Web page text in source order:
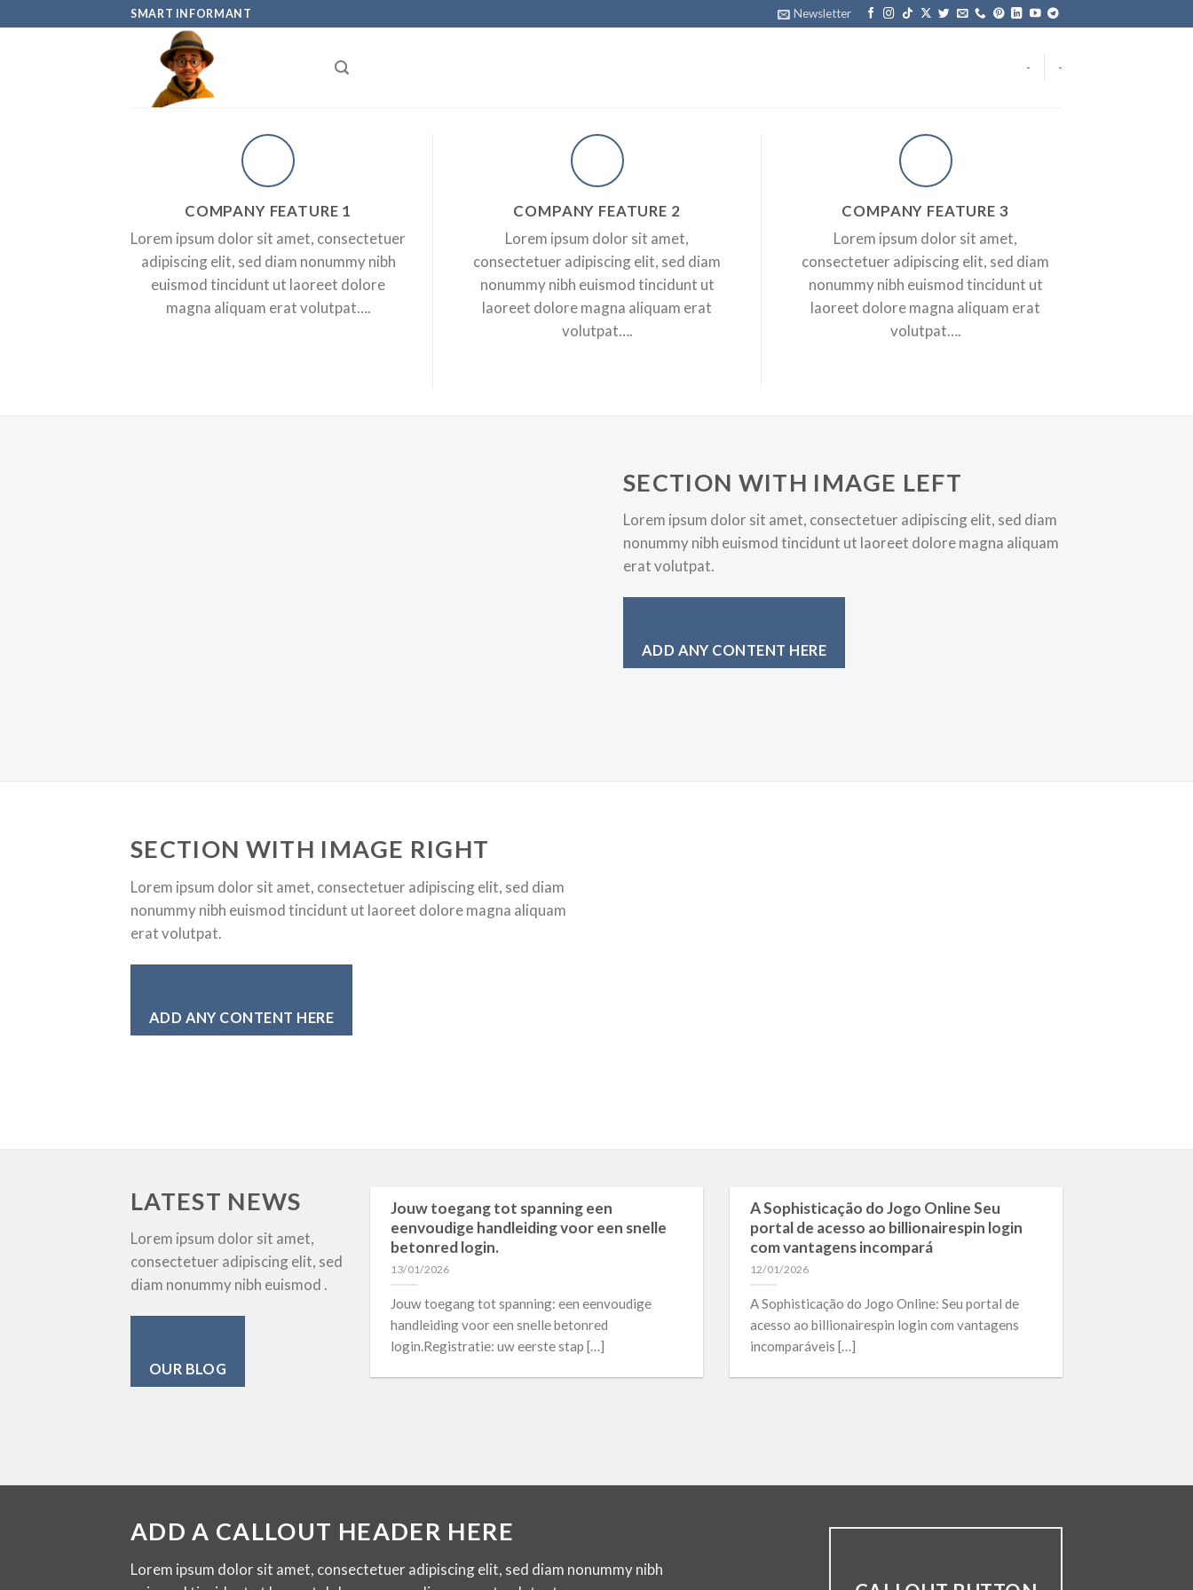
to
SMART INFORMANT Newsletter
- -
A SMALLER HEADER
ADD SOME CORPORATE
HEADER HERE
A BUTTON
COMPANY FEATURE 1
Lorem ipsum dolor sit amet, consectetuer
adipiscing elit, sed diam nonummy nibh
euismod tincidunt ut laoreet dolore
magna aliquam erat volutpat….
COMPANY FEATURE 2
Lorem ipsum dolor sit amet,
consectetuer adipiscing elit, sed diam
nonummy nibh euismod tincidunt ut
laoreet dolore magna aliquam erat
volutpat….
COMPANY FEATURE 3
Lorem ipsum dolor sit amet,
consectetuer adipiscing elit, sed diam
nonummy nibh euismod tincidunt ut
laoreet dolore magna aliquam erat
volutpat….
SECTION WITH IMAGE LEFT
Lorem ipsum dolor sit amet, consectetuer adipiscing elit, sed diam
nonummy nibh euismod tincidunt ut laoreet dolore magna aliquam
erat volutpat.
ADD ANY CONTENT HERE
SECTION WITH IMAGE RIGHT
Lorem ipsum dolor sit amet, consectetuer adipiscing elit, sed diam
nonummy nibh euismod tincidunt ut laoreet dolore magna aliquam
erat volutpat.
ADD ANY CONTENT HERE
LATEST NEWS
Lorem ipsum dolor sit amet,
consectetuer adipiscing elit, sed
diam nonummy nibh euismod .
OUR BLOG
Jouw toegang tot spanning een
eenvoudige handleiding voor een snelle
betonred login.
13/01/2026
Jouw toegang tot spanning: een eenvoudige
handleiding voor een snelle betonred
login.Registratie: uw eerste stap […]
A Sophisticação do Jogo Online Seu
portal de acesso ao billionairespin login
com vantagens incompará
12/01/2026
A Sophisticação do Jogo Online: Seu portal de
acesso ao billionairespin login com vantagens
incomparáveis […]
Fortify Your Winnings Master the Skies
with an Aviator predictor v4.0 and Timely
ADD A CALLOUT HEADER HERE
Lorem ipsum dolor sit amet, consectetuer adipiscing elit, sed diam nonummy nibh